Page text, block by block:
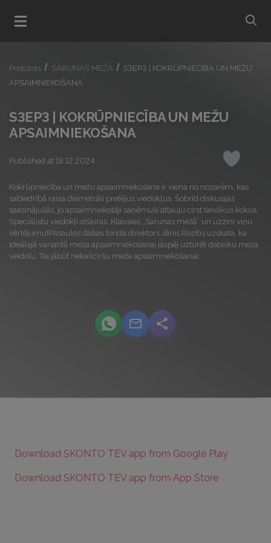
Open menu
Podcasts SARUNAS MEŽĀ
S3EP3 | KOKRŪPNIECĪBA UN MEŽU
APSAIMNIEKOŠANA
S3EP3 | KOKRŪPNIECĪBA UN MEŽU
APSAIMNIEKOŠANA
Published at 18.12.2024 Like
Kokrūpniecība un mežu apsaimniekošana ir viena no nozarēm, kas
sabiedrībā raisa diametrāli pretējus viedokļus. Šobrīd diskusijas
saasinājušās, jo apsaimniekotāji saņēmuši atļauju cirst tievākus kokus.
Speciālistu viedokļi atšķiras. Klausies „Sarunas mežā” un uzzini viņu
vērtējumu!Pasaules dabas fonda direktors Jānis Rozītis uzskata, ka
ideālajā variantā meža apsaimniekošanai jāspēj uzturēt dabisku meža
veidolu. Tai jābūt nekailciršu meža apsaimniekošanai.
podcast.share-title WhatsApp
podcast.share-title Email
podcast.share-title
Download SKONTO TEV app from Google Play
Download SKONTO TEV app from App Store